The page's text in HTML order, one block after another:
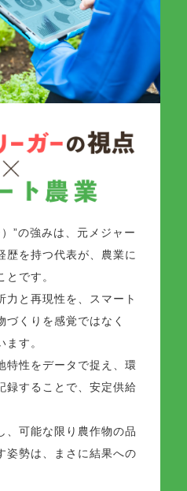
”の強みは、元メジャー
歴を持つ代表が、農業に
です。
力と再現性を、スマート
づくりを感覚ではなく
ます。
特性をデータで捉え、環
録することで、安定供給
、可能な限り農作物の品
姿勢は、まさに結果への